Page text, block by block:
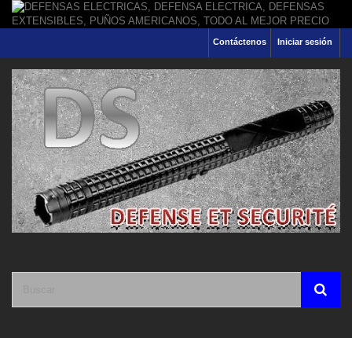
Iniciar sesión
Contáctenos